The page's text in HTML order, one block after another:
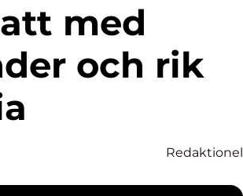
med
och rik
Redaktionel